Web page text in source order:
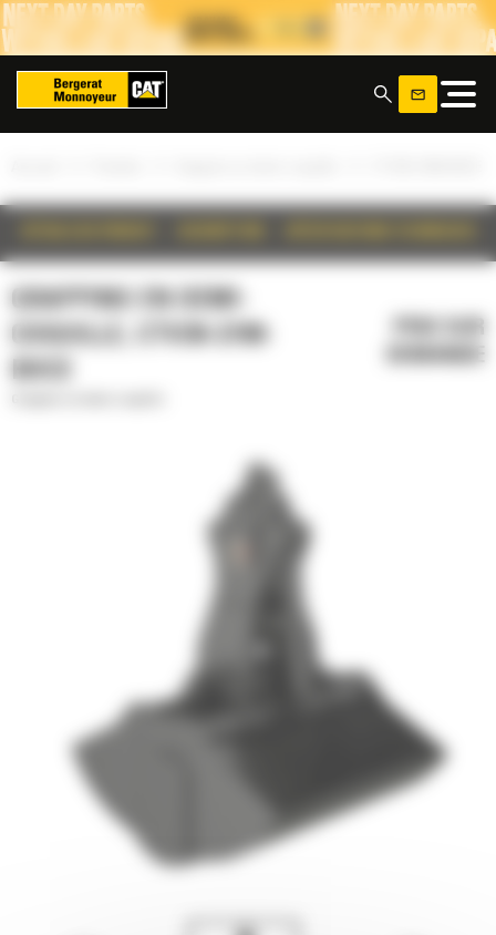
GRAPPINS EN DEMI-
COQUILLE, CTV30-2700-
Panneau de gestion des cookies